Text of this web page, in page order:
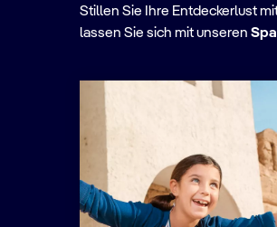
Stillen Sie Ihre Entdeckerlust
lassen Sie sich mit unseren